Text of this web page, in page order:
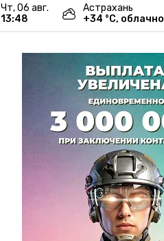
чт, 06 авг.
13:48
Астрахань
+34 °С, облачно